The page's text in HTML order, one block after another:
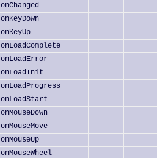
onChanged
onKeyDown
onKeyUp
onLoadComplete
onLoadError
onLoadInit
onLoadProgress
onLoadStart
onMouseDown
onMouseMove
onMouseUp
onMouseWheel